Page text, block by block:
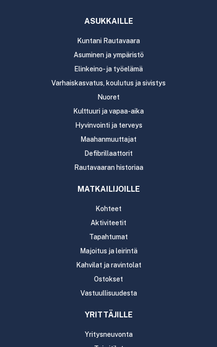
ASUKKAILLE
Kuntani Rautavaara
Asuminen ja ympäristö
Elinkeino- ja työelämä
Varhaiskasvatus, koulutus ja sivistys
Nuoret
Kulttuuri ja vapaa-aika
Hyvinvointi ja terveys
Maahanmuuttajat
Defibrillaattorit
Rautavaaran historiaa
MATKAILIJOILLE
Kohteet
Aktiviteetit
Tapahtumat
Majoitus ja leirintä
Kahvilat ja ravintolat
Ostokset
Vastuullisuudesta
YRITTÄJILLE
Yritysneuvonta